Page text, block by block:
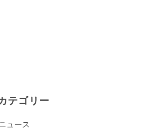
テゴリー
ュース